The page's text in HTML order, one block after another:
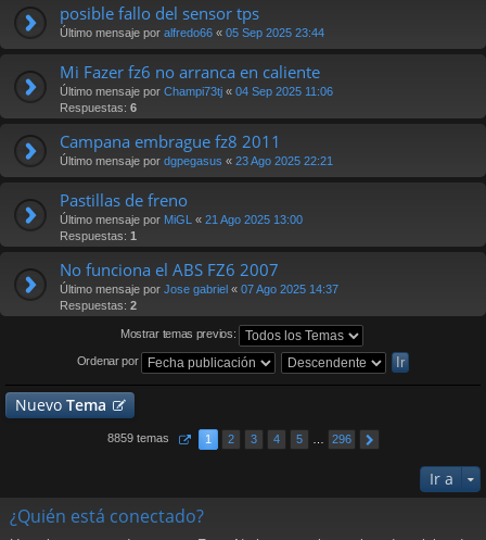
posible fallo del sensor tps
Último mensaje por alfredo66 « 05 Sep 2025 23:44
Mi Fazer fz6 no arranca en caliente
Último mensaje por Champi73tj « 04 Sep 2025 11:06
Respuestas: 6
Campana embrague fz8 2011
Último mensaje por dgpegasus « 23 Ago 2025 22:21
Pastillas de freno
Último mensaje por MiGL « 21 Ago 2025 13:00
Respuestas: 1
No funciona el ABS FZ6 2007
Último mensaje por Jose gabriel « 07 Ago 2025 14:37
Respuestas: 2
Mostrar temas previos:
Ordenar por
Nuevo Tema
8859 temas 1 2 3 4 5 296
Ir a
¿Quién está conectado?